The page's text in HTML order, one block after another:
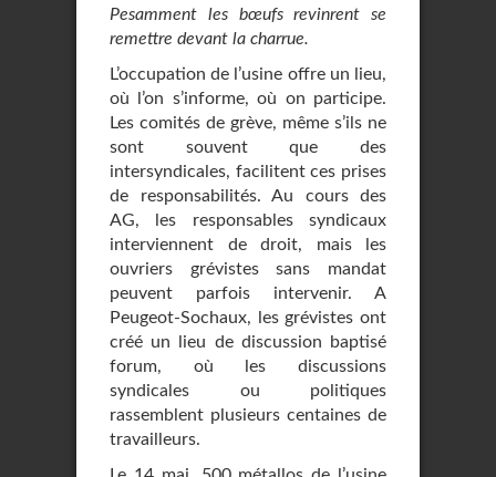
Pesamment les bœufs revinrent se
remettre devant la charrue.
L’occupation de l’usine offre un lieu,
où l’on s’informe, où on participe.
Les comités de grève, même s’ils ne
sont souvent que des
intersyndicales, facilitent ces prises
de responsabilités. Au cours des
AG, les responsables syndicaux
interviennent de droit, mais les
ouvriers grévistes sans mandat
peuvent parfois intervenir. A
Peugeot-Sochaux, les grévistes ont
créé un lieu de discussion baptisé
forum, où les discussions
syndicales ou politiques
rassemblent plusieurs centaines de
travailleurs.